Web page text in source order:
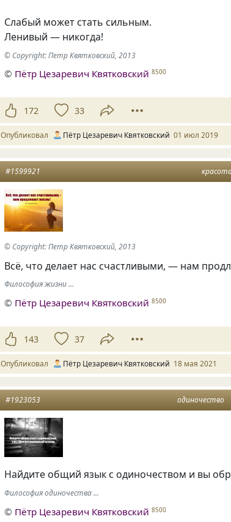
Слабый может стать сильным.
Ленивый — никогда!
© Copyright: Петр Квятковский, 2013
© Пётр Цезаревич Квятковский 8500
172 33
Опубликовал Пётр Цезаревич Квятковский 01 июл 2019
#1599921
© Copyright: Петр Квятковский, 2013
Всё, что делает нас счастливыми, — нам
Философия жизни ...
© Пётр Цезаревич Квятковский 8500
143 37
Опубликовал Пётр Цезаревич Квятковский 18 мая 2021
одиночество
#1923053
Найдите общий язык с одиночеством и вы
Философия одиночества ...
© Пётр Цезаревич Квятковский 8500